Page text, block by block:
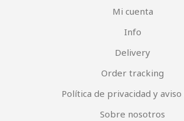
Mi cuenta
Info
Delivery
Order tracking
Política de privacidad y aviso
Sobre nosotros